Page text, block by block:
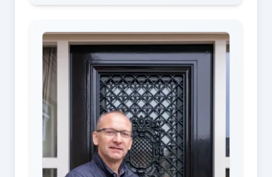
terwijl wij nog boven stonden. Lekker dan.
Man komt terug, we lopen naar zolder en ik
kreeg een gevoel van afraffelen. Terug
beneden zegt hij “kijk nog maar even rond,
ga ik door met de volgende”. Het is toch
geen open huizen route ofzo? Daarnaast
was de woning te duur voor de huidige
staat (originele jaren 70 keuken en
badkamer, cv van 25 jaar oud, enkel glas op
zolder enz enz) van de woning in
vergelijking met vergelijkbare woningen. Ja
de tuin is groot, maar ook voor een flink